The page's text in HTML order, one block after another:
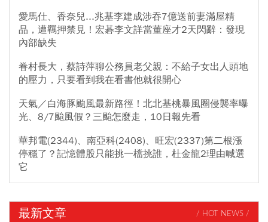
愛馬仕、香奈兒...兆基李建成涉吞7億送前妻滿屋精
品，遭羈押禁見！宏碁李文詳當董座才2天閃辭：發現
內部缺失
眷村長大，蔡詩萍聊公務員老父親：不給子女出人頭地
的壓力，只要看到我在看書他就很開心
天氣／白海豚颱風最新路徑！北北基桃暴風圈侵襲率曝
光、8/7颱風假？三颱怎麼走，10日報先看
華邦電(2344)、南亞科(2408)、旺宏(2337)第二根漲
停穩了？記憶體股只能挑一檔挑誰，杜金龍2理由喊選
它
最新文章 / HOT NEWS /